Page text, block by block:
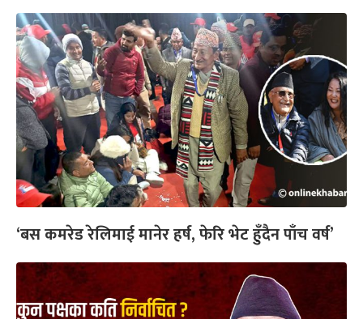
‘बस कमरेड रेलिमाई मानेर हर्ष, फेरि भेट हुँदैन पाँच वर्ष’